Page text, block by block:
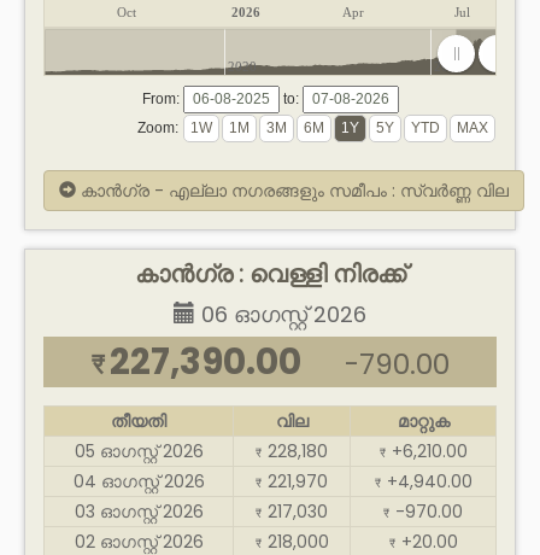
Oct 2026 Apr Jul
2020 2025
From:
to:
Zoom:
കാൻഗ്ര - എല്ലാ നഗരങ്ങളും സമീപം : സ്വർണ്ണ വില
കാൻഗ്ര : വെള്ളി നിരക്ക്
06 ഓഗസ്റ്റ് 2026
₹ 227,390.00 -790.00
തീയതി വില
മാറ്റുക
05 ഓഗസ്റ്റ് 2026
₹ 228,180 ₹ +6,210.00
04 ഓഗസ്റ്റ് 2026
₹ 221,970 ₹ +4,940.00
03 ഓഗസ്റ്റ് 2026
₹ 217,030 ₹ -970.00
02 ഓഗസ്റ്റ് 2026
₹ 218,000 ₹ +20.00